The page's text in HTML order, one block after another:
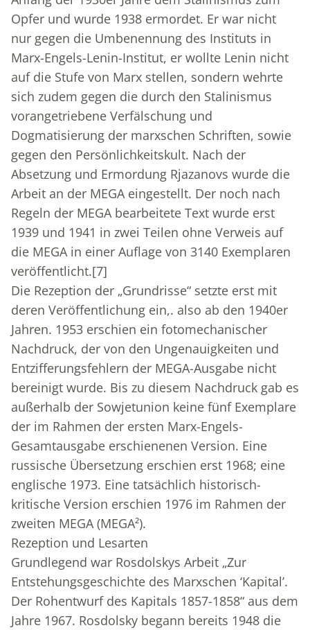
Opfer und wurde 1938 ermordet. Er war nicht
nur gegen die Umbenennung des Instituts in
Marx-Engels-Lenin-Institut, er wollte Lenin nicht
auf die Stufe von Marx stellen, sondern wehrte
sich zudem gegen die durch den Stalinismus
vorangetriebene Verfälschung und
Dogmatisierung der marxschen Schriften, sowie
gegen den Persönlichkeitskult. Nach der
Absetzung und Ermordung Rjazanovs wurde die
Arbeit an der MEGA eingestellt. Der noch nach
Regeln der MEGA bearbeitete Text wurde erst
1939 und 1941 in zwei Teilen ohne Verweis auf
die MEGA in einer Auflage von 3140 Exemplaren
veröffentlicht.[7]
Die Rezeption der „Grundrisse“ setzte erst mit
deren Veröffentlichung ein,. also ab den 1940er
Jahren. 1953 erschien ein fotomechanischer
Nachdruck, der von den Ungenauigkeiten und
Entzifferungsfehlern der MEGA-Ausgabe nicht
bereinigt wurde. Bis zu diesem Nachdruck gab es
außerhalb der Sowjetunion keine fünf Exemplare
der im Rahmen der ersten Marx-Engels-
Gesamtausgabe erschienenen Version. Eine
russische Übersetzung erschien erst 1968; eine
englische 1973. Eine tatsächlich historisch-
kritische Version erschien 1976 im Rahmen der
zweiten MEGA (MEGA²).
Rezeption und Lesarten
Grundlegend war Rosdolskys Arbeit „Zur
Entstehungsgeschichte des Marxschen ‘Kapital’.
Der Rohentwurf des Kapitals 1857-1858“ aus dem
Jahre 1967. Rosdolsky begann bereits 1948 die